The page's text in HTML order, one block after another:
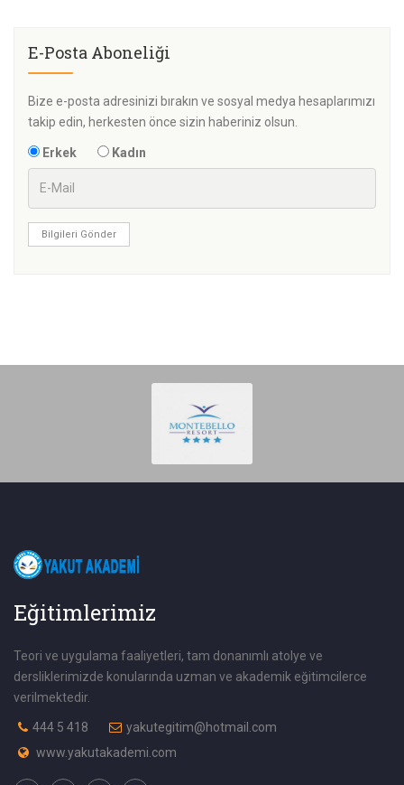
E-Posta Aboneliği
Bize e-posta adresinizi bırakın ve sosyal medya hesaplarımızı
takip edin, herkesten önce sizin haberiniz olsun.
Erkek Kadın
Bilgileri Gönder
Eğitimlerimiz
Teori ve uygulama faaliyetleri, tam donanımlı atolye ve
dersliklerimizde konularında uzman ve akademik eğitimcilerce
verilmektedir.
444 5 418
yakutegitim@hotmail.com
www.yakutakademi.com